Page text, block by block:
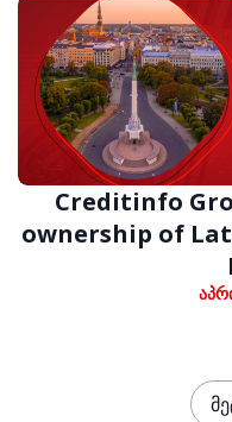
Creditinfo
ownership of